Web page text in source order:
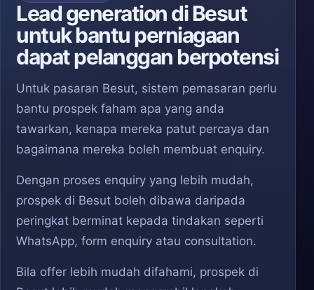
Lead generation di Besut
untuk bantu perniagaan
dapat pelanggan berpotensi
Untuk pasaran Besut, sistem pemasaran perlu
bantu prospek faham apa yang anda
tawarkan, kenapa mereka patut percaya dan
bagaimana mereka boleh membuat enquiry.
Dengan proses enquiry yang lebih mudah,
prospek di Besut boleh dibawa daripada
peringkat berminat kepada tindakan seperti
WhatsApp, form enquiry atau consultation.
Bila offer lebih mudah difahami, prospek di